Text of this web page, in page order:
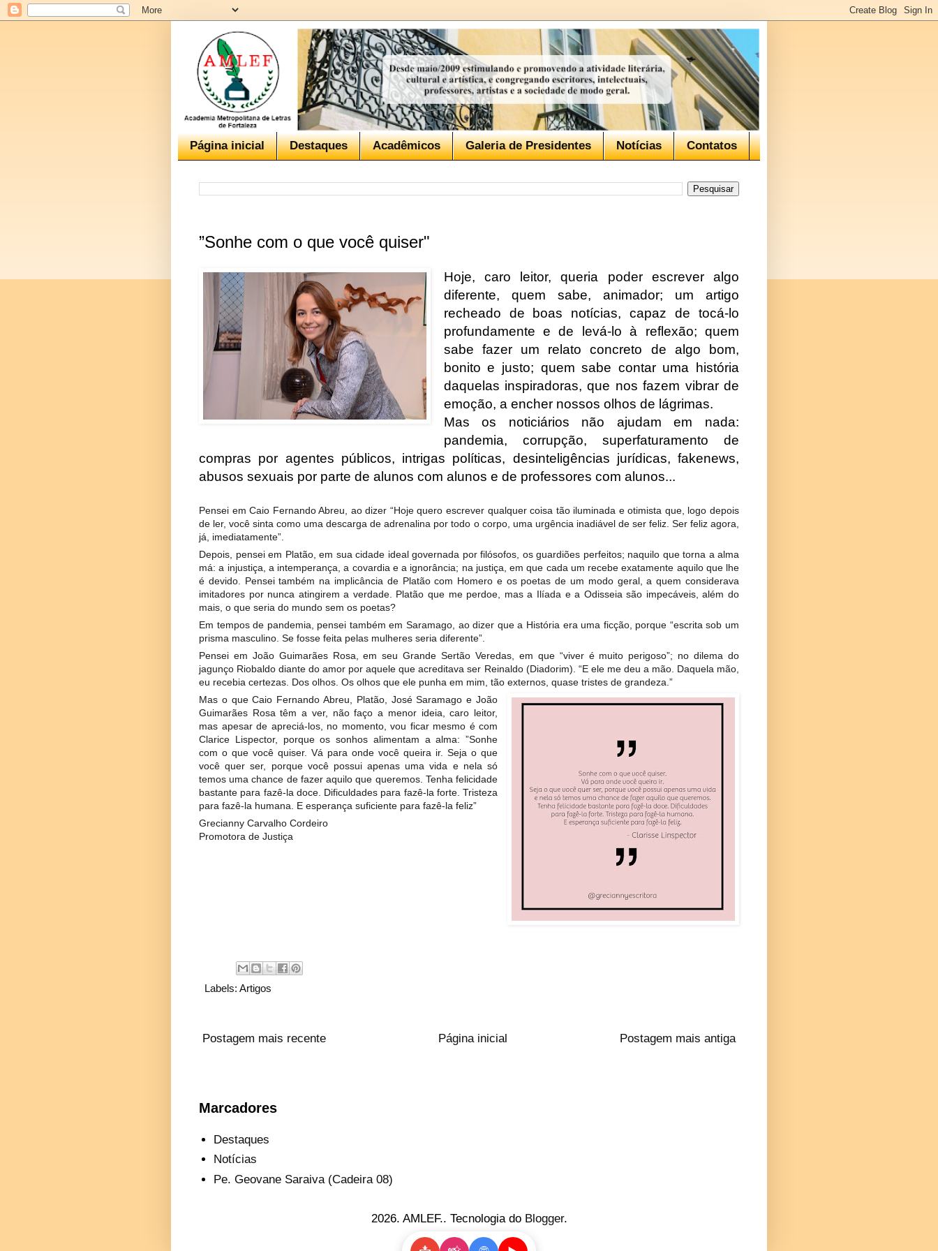
Página inicial Destaques Acadêmicos Galeria de Presidentes Notícias Contatos
”Sonhe com o que você quiser"
Hoje, caro leitor, queria poder escrever algo
diferente, quem sabe, animador; um artigo
recheado de boas notícias, capaz de tocá-lo
profundamente e de levá-lo à reflexão; quem
sabe fazer um relato concreto de algo bom,
bonito e justo; quem sabe contar uma história
daquelas inspiradoras, que nos fazem vibrar de
emoção, a encher nossos olhos de lágrimas.
Mas os noticiários não ajudam em nada:
pandemia, corrupção, superfaturamento de
compras por agentes públicos, intrigas políticas, desinteligências jurídicas, fakenews,
abusos sexuais por parte de alunos com alunos e de professores com alunos...
Pensei em Caio Fernando Abreu, ao dizer “Hoje quero escrever qualquer coisa tão iluminada e otimista que, logo depois
de ler, você sinta como uma descarga de adrenalina por todo o corpo, uma urgência inadiável de ser feliz. Ser feliz agora,
já, imediatamente”.
Depois, pensei em Platão, em sua cidade ideal governada por filósofos, os guardiões perfeitos; naquilo que torna a alma
má: a injustiça, a intemperança, a covardia e a ignorância; na justiça, em que cada um recebe exatamente aquilo que lhe
é devido. Pensei também na implicância de Platão com Homero e os poetas de um modo geral, a quem considerava
imitadores por nunca atingirem a verdade. Platão que me perdoe, mas a Ilíada e a Odisseia são impecáveis, além do
mais, o que seria do mundo sem os poetas?
Em tempos de pandemia, pensei também em Saramago, ao dizer que a História era uma ficção, porque “escrita sob um
prisma masculino. Se fosse feita pelas mulheres seria diferente”.
Pensei em João Guimarães Rosa, em seu Grande Sertão Veredas, em que “viver é muito perigoso”; no dilema do
jagunço Riobaldo diante do amor por aquele que acreditava ser Reinaldo (Diadorim). “E ele me deu a mão. Daquela mão,
eu recebia certezas. Dos olhos. Os olhos que ele punha em mim, tão externos, quase tristes de grandeza.”
Mas o que Caio Fernando Abreu, Platão, José Saramago e João
Guimarães Rosa têm a ver, não faço a menor ideia, caro leitor,
mas apesar de apreciá-los, no momento, vou ficar mesmo é com
Clarice Lispector, porque os sonhos alimentam a alma: ”Sonhe
com o que você quiser. Vá para onde você queira ir. Seja o que
você quer ser, porque você possui apenas uma vida e nela só
temos uma chance de fazer aquilo que queremos. Tenha felicidade
bastante para fazê-la doce. Dificuldades para fazê-la forte. Tristeza
para fazê-la humana. E esperança suficiente para fazê-la feliz”
Grecianny Carvalho Cordeiro
Promotora de Justiça
Labels: Artigos
Postagem mais recente Postagem mais antiga
Página inicial
Marcadores
Destaques
Notícias
Pe. Geovane Saraiva (Cadeira 08)
2026. AMLEF.. Tecnologia do Blogger.